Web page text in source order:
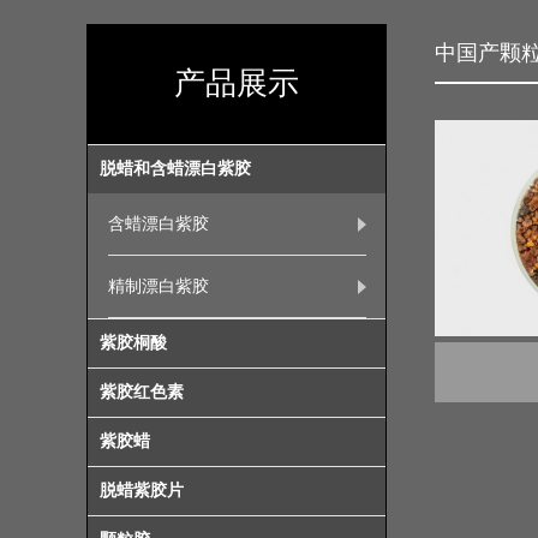
产品展示
脱蜡和含蜡漂白紫胶
含蜡漂白紫胶
精制漂白紫胶
紫胶桐酸
紫胶红色素
紫胶蜡
脱蜡紫胶片
中国产颗